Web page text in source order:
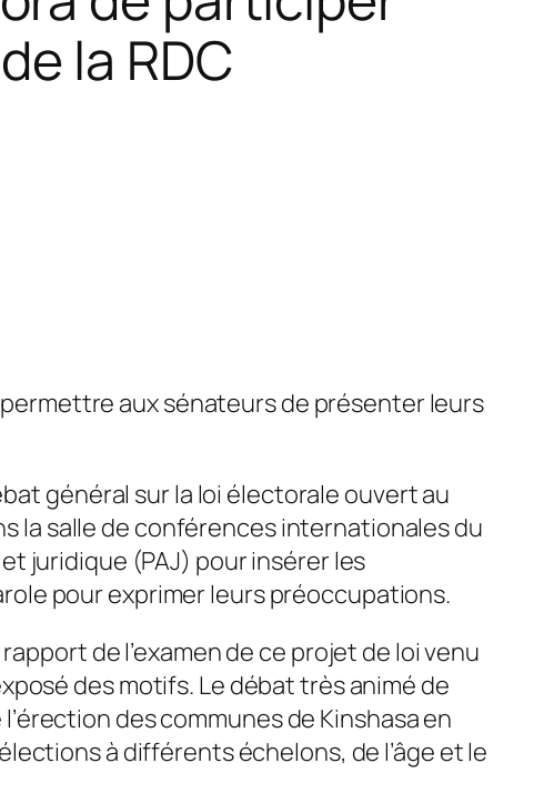
la RDC
aux sénateurs de présenter leurs
général sur la loi électorale ouvert au
la salle de conférences internationales du
juridique (PAJ) pour insérer les
pour exprimer leurs préoccupations.
de l’examen de ce projet de loi venu
des motifs. Le débat très animé de
des communes de Kinshasa en
à différents échelons, de l’âge et le